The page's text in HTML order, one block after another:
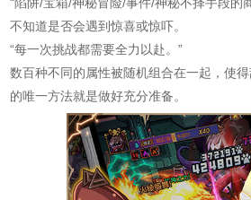
不知道是否会遇到惊喜或惊吓。
“每一次挑战都需要全力以赴。”
数百种不同的属性被随机组合在一起，使
的唯一方法就是做好充分准备。